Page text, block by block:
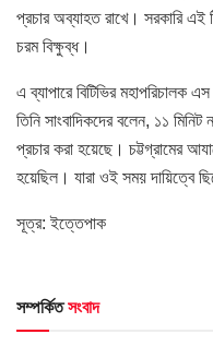
প্রচার অব্যাহত রাখে। সরকারি এই
চরম বিক্ষুব্ধ।
এ ব্যাপারে বিটিভির মহাপরিচালক
তিনি সাংবাদিকদের বলেন, ১১
প্রচার করা হয়েছে। চট্টগ্রামের
হয়েছিল। যারা ওই সময় দায়িত্বে
সূত্র: ইত্তেপাক
সম্পর্কিতসংবাদ
HOME POST